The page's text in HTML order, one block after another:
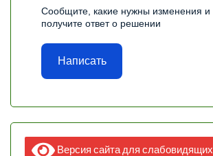
Сообщите, какие нужны изменения и
получите ответ о решении
Написать
Версия сайта для слабовидящих